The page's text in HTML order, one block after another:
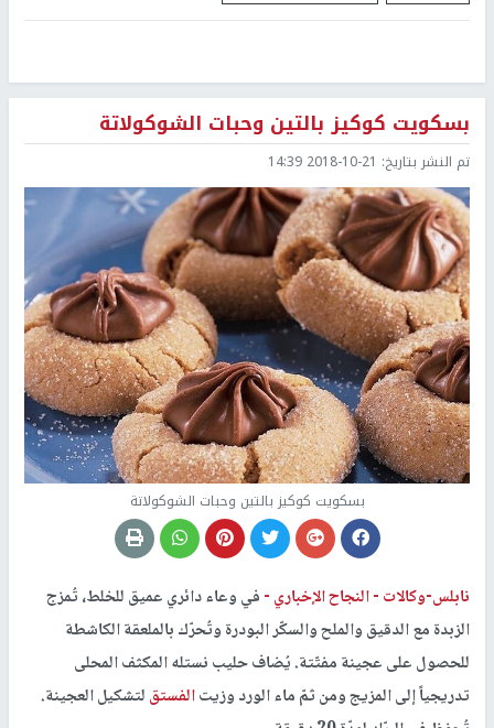
بسكويت كوكيز بالتين وحبات الشوكولاتة
تم النشر بتاريخ: 2018-10-21 14:39
بسكويت كوكيز بالتين وحبات الشوكولاتة
نابلس-وكالات -النجاح الإخباري -في وعاء دائري عميق للخلط، تُمزج
الزبدة مع الدقيق والملح والسكّر البودرة وتُحرّك بالملعقة الكاشطة
للحصول على عجينة مفتّتة. يُضاف حليب نستله المكثف المحلى
تدريجياً إلى المزيج ومن ثمّ ماء الورد وزيتالفستقلتشكيل العجينة.